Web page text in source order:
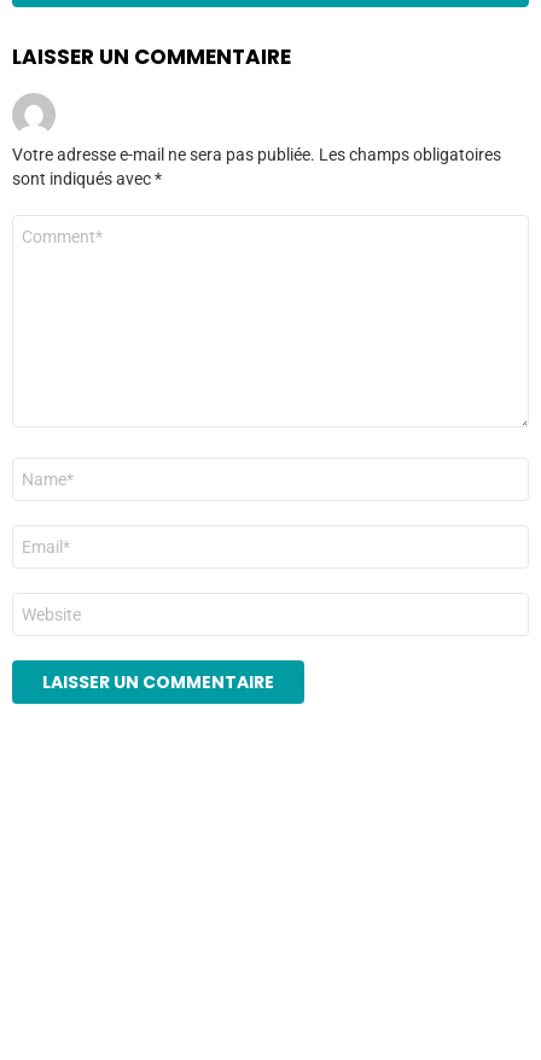
LAISSER UN COMMENTAIRE
Votre adresse e-mail ne sera pas publiée. Les champs obligatoires
sont indiqués avec*
mail
*
Site
web